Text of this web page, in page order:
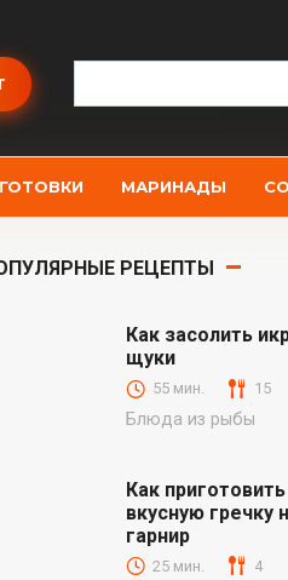
МАРИНАДЫ
РЕЦЕПТЫ
Как засолить
щуки
55 мин. 15
Блюда из рыбы
Как приготовить
вкусную гречку
гарнир
25 мин. 4